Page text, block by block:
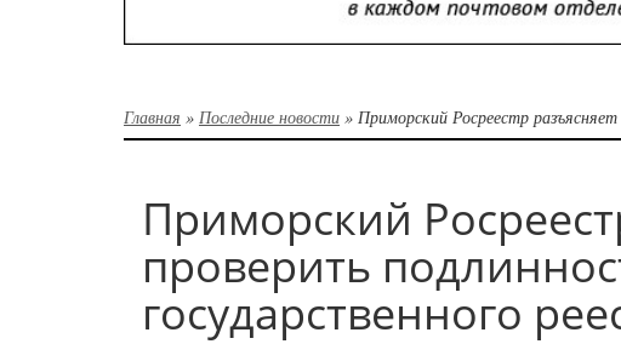
Главная » Последние новости » Приморский Росреестр
Приморский
проверить
государственного